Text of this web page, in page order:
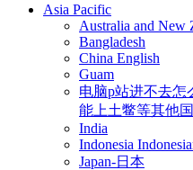
Asia Pacific
Australia and New
Bangladesh
China English
Guam
电脑p站进不去怎
能上土鳖等其他
India
Indonesia
Japan-日本